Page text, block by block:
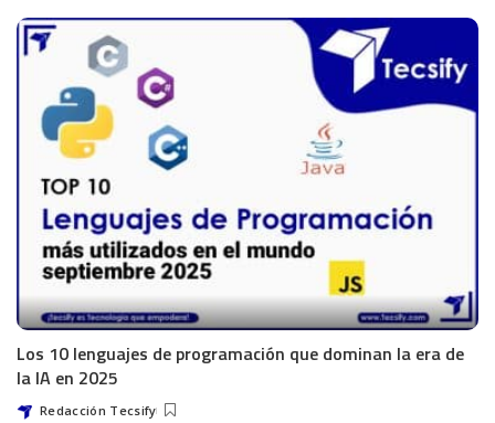
Los 10 lenguajes de programación que dominan la era de
la IA en 2025
Redacción Tecsify